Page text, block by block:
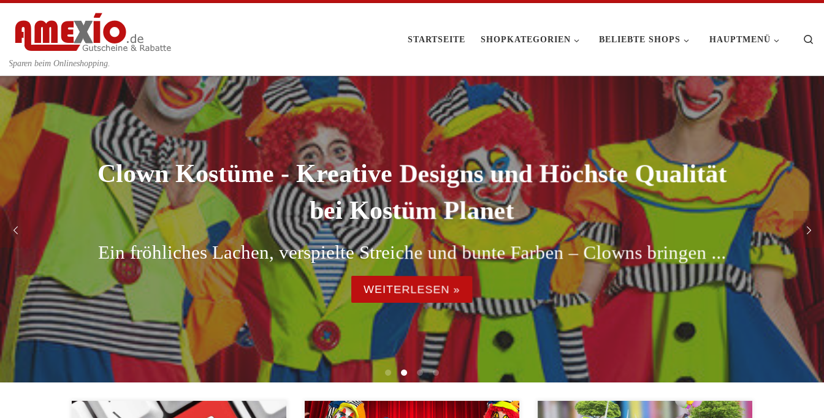
Zum Inhalt springen
Sparen beim Onlineshopping.
STARTSEITE SHOPKATEGORIEN BELIEBTE SHOPS HAUPTMENÜ
Clown Kostüme - Kreative Designs und Höchste Qualität
bei Kostüm Planet
Ein fröhliches Lachen, verspielte Streiche und bunte Farben – Clowns bringen ...
WEITERLESEN »